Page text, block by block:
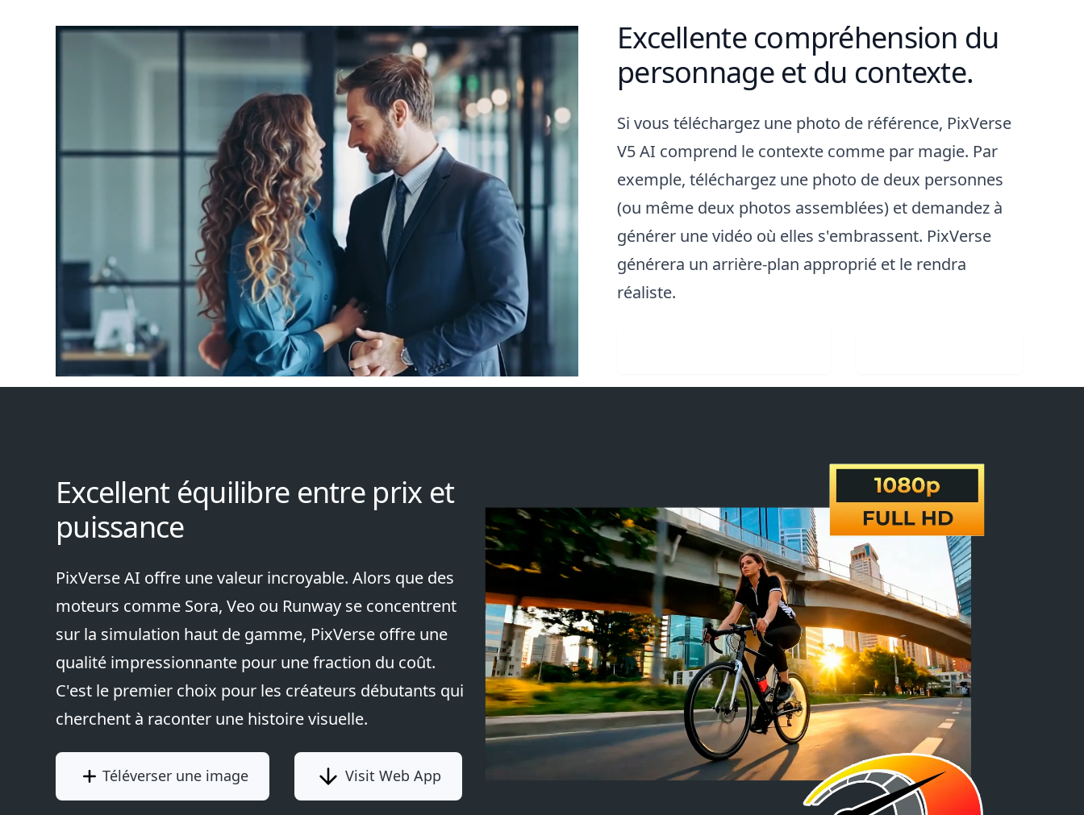
Upload Animate
Download
Excellente compréhension du
personnage et du contexte.
Si vous téléchargez une photo de référence, PixVerse
V5 AI comprend le contexte comme par magie. Par
exemple, téléchargez une photo de deux personnes
(ou même deux photos assemblées) et demandez à
générer une vidéo où elles s'embrassent. PixVerse
générera un arrière-plan approprié et le rendra
réaliste.
Excellent équilibre entre prix et
puissance
PixVerse AI offre une valeur incroyable. Alors que des
moteurs comme Sora, Veo ou Runway se concentrent
sur la simulation haut de gamme, PixVerse offre une
qualité impressionnante pour une fraction du coût.
C'est le premier choix pour les créateurs débutants qui
cherchent à raconter une histoire visuelle.
Téléverser une image Visit Web App